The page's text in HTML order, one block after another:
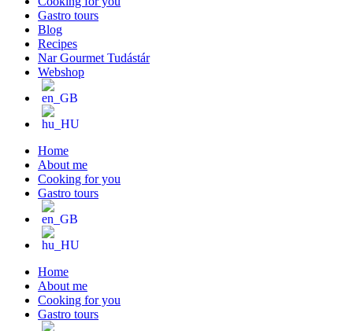
Gastro tours
Blog
Recipes
Nar Gourmet Tudástár
Webshop
Home
About me
Cooking for you
Gastro tours
Home
About me
Cooking for you
Gastro tours